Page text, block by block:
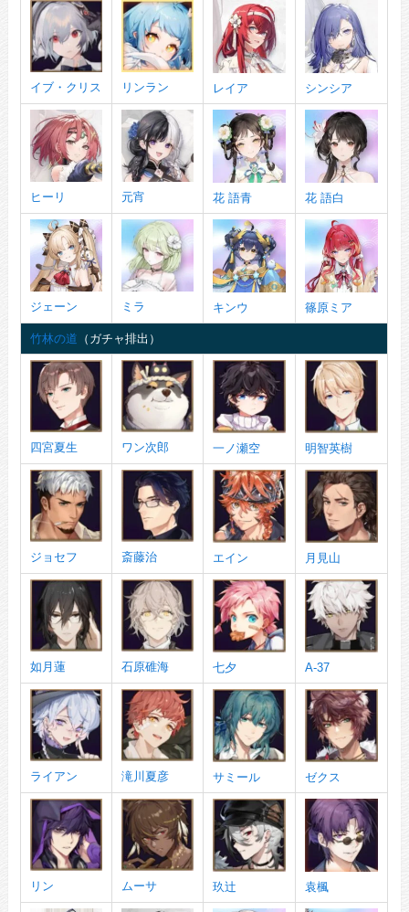
イブ・クリス リンラン レイア シンシア
ヒーリ 元宵 花 語青 花 語白
ジェーン ミラ キンウ 篠原ミア
竹林の道 （ガチャ排出）
四宮夏生 ワン次郎 一ノ瀬空 明智英樹
ジョセフ 斎藤治 エイン 月見山
如月蓮 石原碓海 七夕 A-37
ライアン 滝川夏彦 サミール ゼクス
リン ムーサ 玖辻 袁楓